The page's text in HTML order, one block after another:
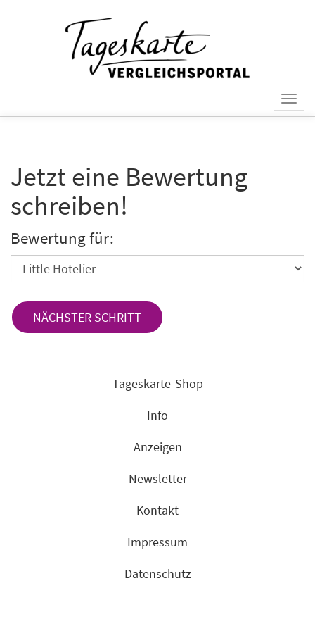
Jetzt eine Bewertung
schreiben!
Bewertung für:
NÄCHSTER SCHRITT
Tageskarte-Shop
Info
Anzeigen
Newsletter
Kontakt
Impressum
Datenschutz